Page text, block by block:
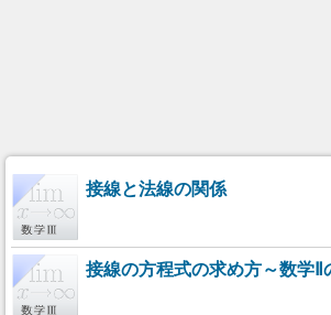
接線と法線の関係
接線の方程式の求め方～数学Ⅱ